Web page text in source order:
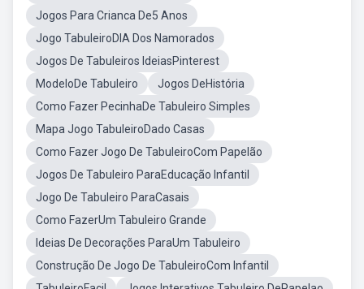
Jogos Para Crianca De5 Anos
Jogo TabuleiroDIA Dos Namorados
Jogos De Tabuleiros IdeiasPinterest
ModeloDe Tabuleiro
Jogos DeHistória
Como Fazer PecinhaDe Tabuleiro Simples
Mapa Jogo TabuleiroDado Casas
Como Fazer Jogo De TabuleiroCom Papelão
Jogos De Tabuleiro ParaEducação Infantil
Jogo De Tabuleiro ParaCasais
Como FazerUm Tabuleiro Grande
Ideias De Decorações ParaUm Tabuleiro
Construção De Jogo De TabuleiroCom Infantil